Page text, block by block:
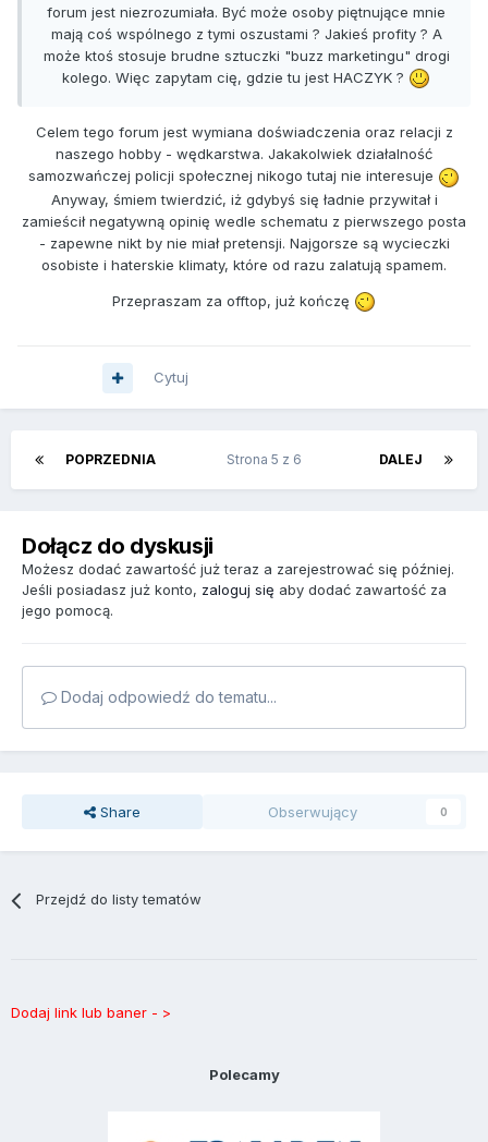
forum jest niezrozumiała. Być może osoby piętnujące mnie
mają coś wspólnego z tymi oszustami ? Jakieś profity ? A
może ktoś stosuje brudne sztuczki "buzz marketingu" drogi
kolego. Więc zapytam cię, gdzie tu jest HACZYK ?
Celem tego forum jest wymiana doświadczenia oraz relacji z
naszego hobby - wędkarstwa. Jakakolwiek działalność
samozwańczej policji społecznej nikogo tutaj nie interesuje
Anyway, śmiem twierdzić, iż gdybyś się ładnie przywitał i
zamieścił negatywną opinię wedle schematu z pierwszego posta
- zapewne nikt by nie miał pretensji. Najgorsze są wycieczki
osobiste i haterskie klimaty, które od razu zalatują spamem.
Przepraszam za offtop, już kończę
Cytuj
POPRZEDNIA DALEJ
Strona 5 z 6
Dołącz do dyskusji
Możesz dodać zawartość już teraz a zarejestrować się później.
Jeśli posiadasz już konto, zaloguj się aby dodać zawartość za
jego pomocą.
Dodaj odpowiedź do tematu...
Share Obserwujący 0
Przejdź do listy tematów
Dodaj link lub baner - >
Polecamy